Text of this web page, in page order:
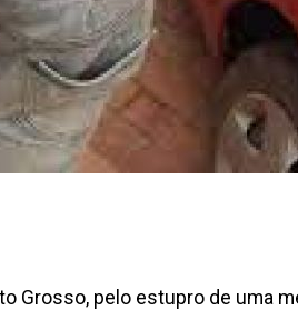
Grosso, pelo estupro de uma